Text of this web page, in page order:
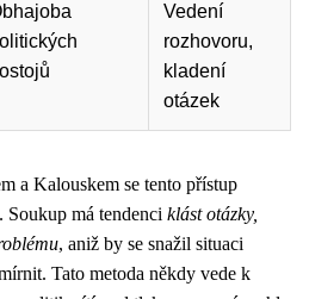
Vedení
rozhovoru,
kladení
otázek
a Kalouskem se tento přístup
Soukup má tendenci klást otázky,
, aniž by se snažil situaci
Tato metoda někdy vede k